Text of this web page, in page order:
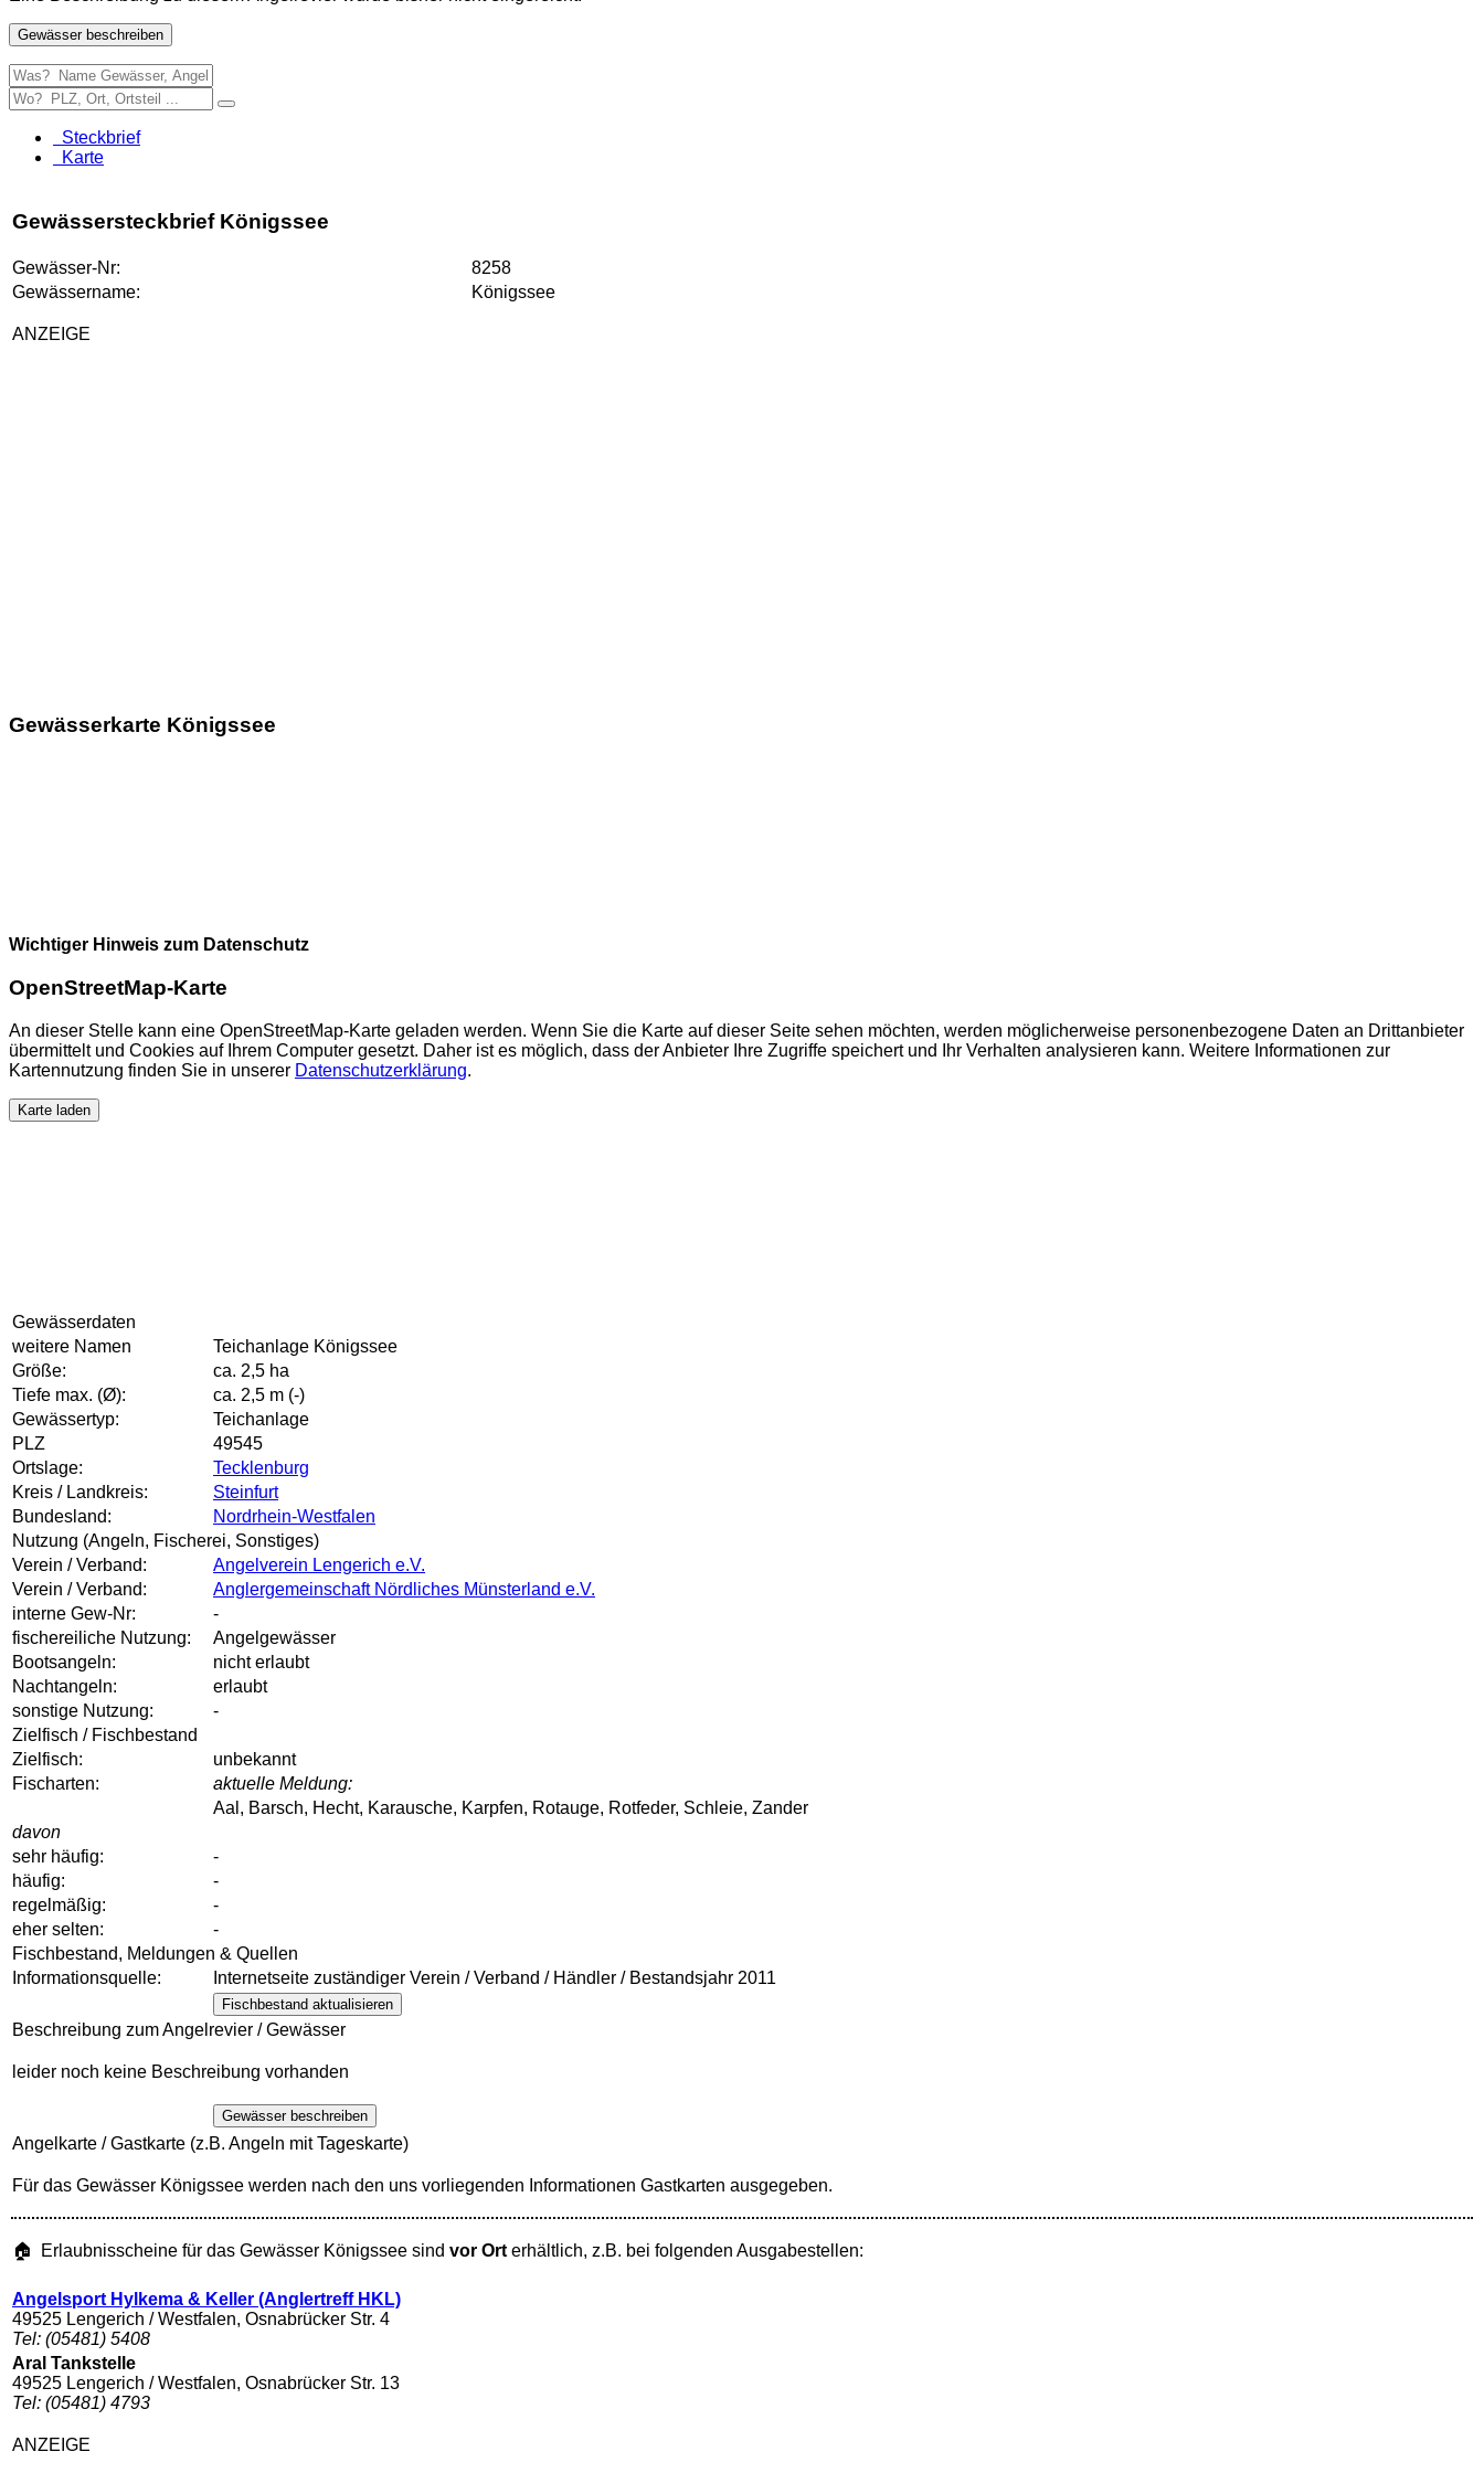
Gewässer beschreiben
Steckbrief
Karte
Gewässersteckbrief Königssee
Gewässer-Nr:
8258
Gewässername:
Königssee
ANZEIGE
Gewässerkarte Königssee
Wichtiger Hinweis zum Datenschutz
OpenStreetMap-Karte
An dieser Stelle kann eine OpenStreetMap-Karte geladen werden. Wenn Sie die Karte auf dieser Seite sehen möchten, werden möglicherweise personenbezogene Daten an Drittanbieter
übermittelt und Cookies auf Ihrem Computer gesetzt. Daher ist es möglich, dass der Anbieter Ihre Zugriffe speichert und Ihr Verhalten analysieren kann. Weitere Informationen zur
Kartennutzung finden Sie in unserer Datenschutzerklärung.
Karte laden
Gewässerdaten
weitere Namen
Teichanlage Königssee
Größe:
ca. 2,5 ha
Tiefe max. (Ø):
ca. 2,5 m (-)
Gewässertyp:
Teichanlage
PLZ
49545
Ortslage:
Tecklenburg
Kreis / Landkreis:
Steinfurt
Bundesland:
Nordrhein-Westfalen
Nutzung (Angeln, Fischerei, Sonstiges)
Verein / Verband:
Angelverein Lengerich e.V.
Verein / Verband:
Anglergemeinschaft Nördliches Münsterland e.V.
interne Gew-Nr:
-
fischereiliche Nutzung:
Angelgewässer
Bootsangeln:
nicht erlaubt
Nachtangeln:
erlaubt
sonstige Nutzung:
-
Zielfisch / Fischbestand
Zielfisch:
unbekannt
Fischarten:
aktuelle Meldung:
Aal, Barsch, Hecht, Karausche, Karpfen, Rotauge, Rotfeder, Schleie, Zander
davon
sehr häufig:
-
häufig:
-
regelmäßig:
-
eher selten:
-
Fischbestand, Meldungen & Quellen
Informationsquelle:
Internetseite zuständiger Verein / Verband / Händler / Bestandsjahr 2011
Fischbestand aktualisieren
Beschreibung zum Angelrevier / Gewässer
leider noch keine Beschreibung vorhanden
Gewässer beschreiben
Angelkarte / Gastkarte (z.B. Angeln mit Tageskarte)
Für das Gewässer Königssee werden nach den uns vorliegenden Informationen Gastkarten ausgegeben.
🏠 Erlaubnisscheine für das Gewässer Königssee sind vor Ort erhältlich, z.B. bei folgenden Ausgabestellen:
Angelsport Hylkema & Keller (Anglertreff HKL)
49525 Lengerich / Westfalen, Osnabrücker Str. 4
Tel: (05481) 5408
Aral Tankstelle
49525 Lengerich / Westfalen, Osnabrücker Str. 13
Tel: (05481) 4793
ANZEIGE